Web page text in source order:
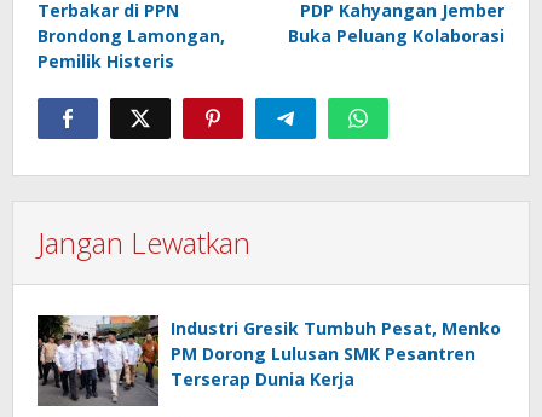
Terbakar di PPN
Brondong Lamongan,
Pemilik Histeris
PDP Kahyangan Jember
Buka Peluang Kolaborasi
Jangan Lewatkan
Industri Gresik Tumbuh Pesat, Menko
PM Dorong Lulusan SMK Pesantren
Terserap Dunia Kerja